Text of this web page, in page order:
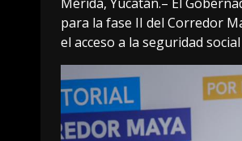
para la fase II del Corredor
el acceso a la seguridad